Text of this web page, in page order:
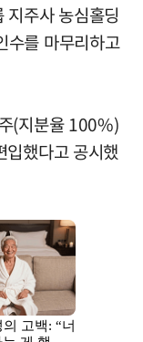
지주사 농심홀딩
수를 마무리하고
(지분율 100%)
했다고 공시했